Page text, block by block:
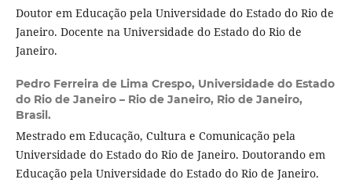
Doutor em Educação pela Universidade do Estado do Rio de
Janeiro. Docente na Universidade do Estado do Rio de
Janeiro.
Pedro Ferreira de Lima Crespo, Universidade do Estado
do Rio de Janeiro – Rio de Janeiro, Rio de Janeiro,
Brasil.
Mestrado em Educação, Cultura e Comunicação pela
Universidade do Estado do Rio de Janeiro. Doutorando em
Educação pela Universidade do Estado do Rio de Janeiro.